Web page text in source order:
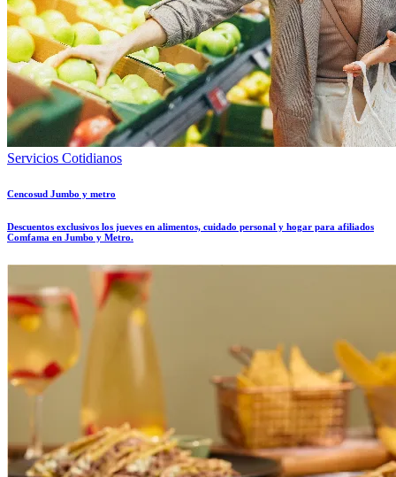
Servicios Cotidianos
Cencosud Jumbo y metro
Descuentos exclusivos los jueves en alimentos, cuidado personal y hogar para afiliados
Comfama en Jumbo y Metro.